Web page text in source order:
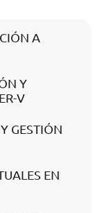
A
Y
V
GESTIÓN
EN